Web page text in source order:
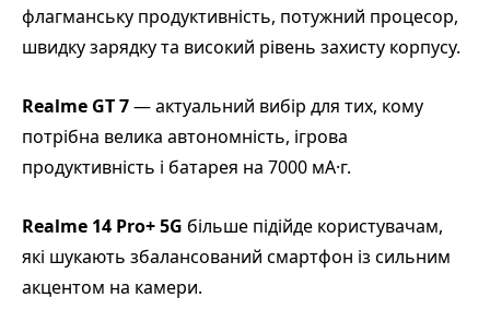
флагманську продуктивність, потужний процесор,
швидку зарядку та високий рівень захисту корпусу.
Realme GT 7— актуальний вибір для тих, кому
потрібна велика автономність, ігрова
продуктивність і батарея на 7000 мА·г.
Realme 14 Pro+ 5G більше підійде користувачам,
які шукають збалансований смартфон із сильним
акцентом на камери.